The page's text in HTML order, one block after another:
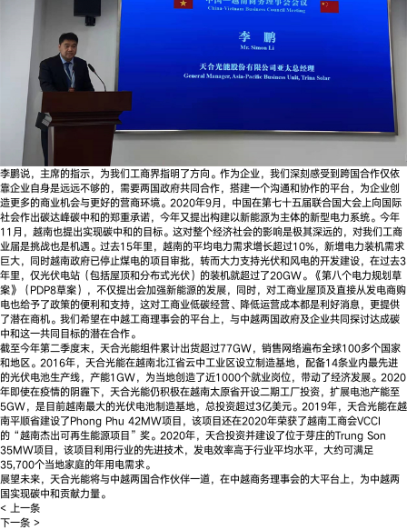
李鹏说，主席的指示，为我们工商界指明了方向。作为企业，我们深刻感受到跨国合作仅依
靠企业自身是远远不够的，需要两国政府共同合作，搭建一个沟通和协作的平台，为企业创
造更多的商业机会与更好的营商环境。2020年9月，中国在第七十五届联合国大会上向国际
社会作出碳达峰碳中和的郑重承诺，今年又提出构建以新能源为主体的新型电力系统。今年
11月，越南也提出实现碳中和的目标。这对整个经济社会的影响是极其深远的，对我们工商
业届是挑战也是机遇。过去15年里，越南的平均电力需求增长超过10%，新增电力装机需求
巨大，同时越南政府已停止煤电的项目审批，转而大力支持光伏和风电的开发建设，在过去3
年里，仅光伏电站（包括屋顶和分布式光伏）的装机就超过了20GW。《第八个电力规划草
案》（PDP8草案），不仅提出会加强新能源的发展，同时，对工商业屋顶及直接从发电商购
电也给予了政策的便利和支持，这对工商业低碳经营、降低运营成本都是利好消息，更提供
了潜在商机。我们希望在中越工商理事会的平台上，与中越两国政府及企业共同探讨达成碳
中和这一共同目标的潜在合作。
截至今年第二季度末，天合光能组件累计出货超过77GW，销售网络遍布全球100多个国家
和地区。2016年，天合光能在越南北江省云中工业区设立制造基地，配备14条业内最先进
的光伏电池生产线，产能1GW，为当地创造了近1000个就业岗位，带动了经济发展。2020
年即使在疫情的阴霾下，天合光能仍积极在越南太原省开设二期工厂投资，扩展电池产能至
5GW，是目前越南最大的光伏电池制造基地，总投资超过3亿美元。2019年，天合光能在越
南平顺省建设了Phong Phu 42MW项目，该项目还在2020年荣获了越南工商会VCCI
的“越南杰出可再生能源项目”奖。2020年，天合投资并建设了位于芽庄的Trung Son
35MW项目，该项目利用行业的先进技术，发电效率高于行业平均水平，大约可满足
35,700个当地家庭的年用电需求。
展望未来，天合光能将与中越两国合作伙伴一道，在中越商务理事会的大平台上，为中越两
国实现碳中和贡献力量。
< 上一条
下一条 >